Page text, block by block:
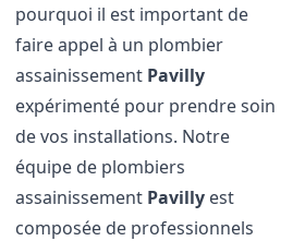
pourquoi il est important de
faire appel à un plombier
assainissement Pavilly
expérimenté pour prendre soin
de vos installations. Notre
équipe de plombiers
assainissement Pavilly est
composée de professionnels